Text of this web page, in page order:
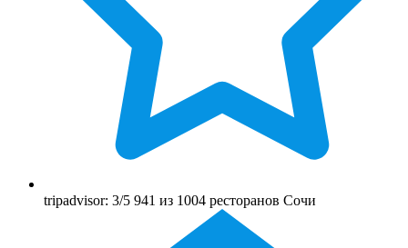
tripadvisor: 3/5 941 из 1004 ресторанов Сочи